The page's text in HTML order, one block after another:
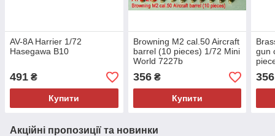
AV-8A Harrier 1/72
Hasegawa B10
491 ₴
Купити
Browning M2 cal.50 Aircraft
barrel (10 pieces) 1/72 Mini
World 7227b
356₴
Купити
gun
356
Акційні пропозиції та новинки